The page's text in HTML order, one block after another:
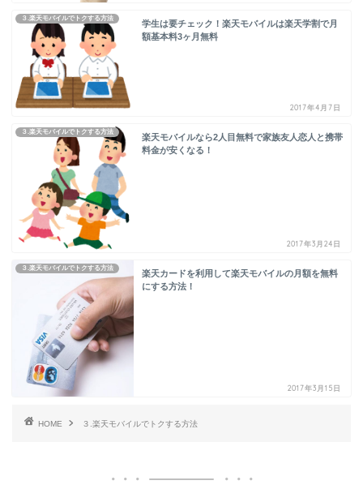
３.楽天モバイルでトクする方法
学生は要チェック！楽天モバイルは楽天学割で月
額基本料3ヶ月無料
2017年4月7日
３.楽天モバイルでトクする方法
楽天モバイルなら2人目無料で家族友人恋人と携帯
料金が安くなる！
2017年3月24日
３.楽天モバイルでトクする方法
楽天カードを利用して楽天モバイルの月額を無料
にする方法！
2017年3月15日
HOME ３.楽天モバイルでトクする方法